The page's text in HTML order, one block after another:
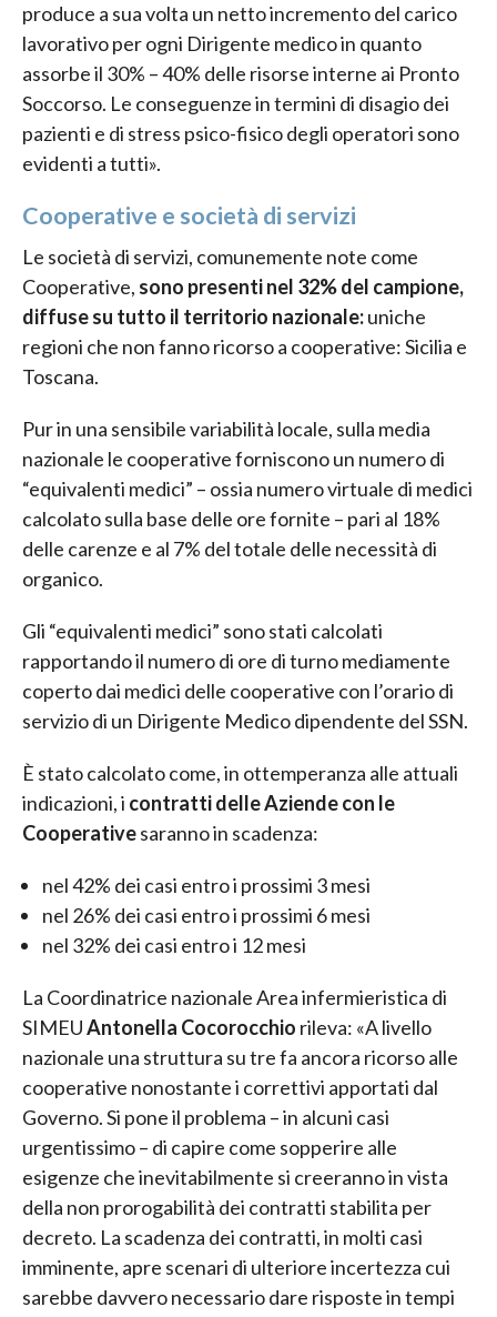
produce a sua volta un netto incremento del carico
lavorativo per ogni Dirigente medico in quanto
assorbe il 30% – 40% delle risorse interne ai Pronto
Soccorso. Le conseguenze in termini di disagio dei
pazienti e di stress psico-fisico degli operatori sono
evidenti a tutti».
Cooperative e società di servizi
Le società di servizi, comunemente note come
Cooperative, sono presenti nel 32% del campione,
diffuse su tutto il territorio nazionale:uniche
regioni che non fanno ricorso a cooperative: Sicilia e
Toscana.
Pur in una sensibile variabilità locale, sulla media
nazionale le cooperative forniscono un numero di
“equivalenti medici” – ossia numero virtuale di medici
calcolato sulla base delle ore fornite – pari al 18%
delle carenze e al 7% del totale delle necessità di
organico.
Gli “equivalenti medici” sono stati calcolati
rapportando il numero di ore di turno mediamente
coperto dai medici delle cooperative con l’orario di
servizio di un Dirigente Medico dipendente del SSN.
È stato calcolato come, in ottemperanza alle attuali
indicazioni, i contratti delle Aziende con le
Cooperativesaranno in scadenza:
nel 42% dei casi entro i prossimi 3 mesi
nel 26% dei casi entro i prossimi 6 mesi
nel 32% dei casi entro i 12 mesi
La Coordinatrice nazionale Area infermieristica di
SIMEUAntonella Cocorocchio rileva: «A livello
nazionale una struttura su tre fa ancora ricorso alle
cooperative nonostante i correttivi apportati dal
Governo. Si pone il problema – in alcuni casi
urgentissimo – di capire come sopperire alle
esigenze che inevitabilmente si creeranno in vista
della non prorogabilità dei contratti stabilita per
decreto. La scadenza dei contratti, in molti casi
imminente, apre scenari di ulteriore incertezza cui
sarebbe davvero necessario dare risposte in tempi